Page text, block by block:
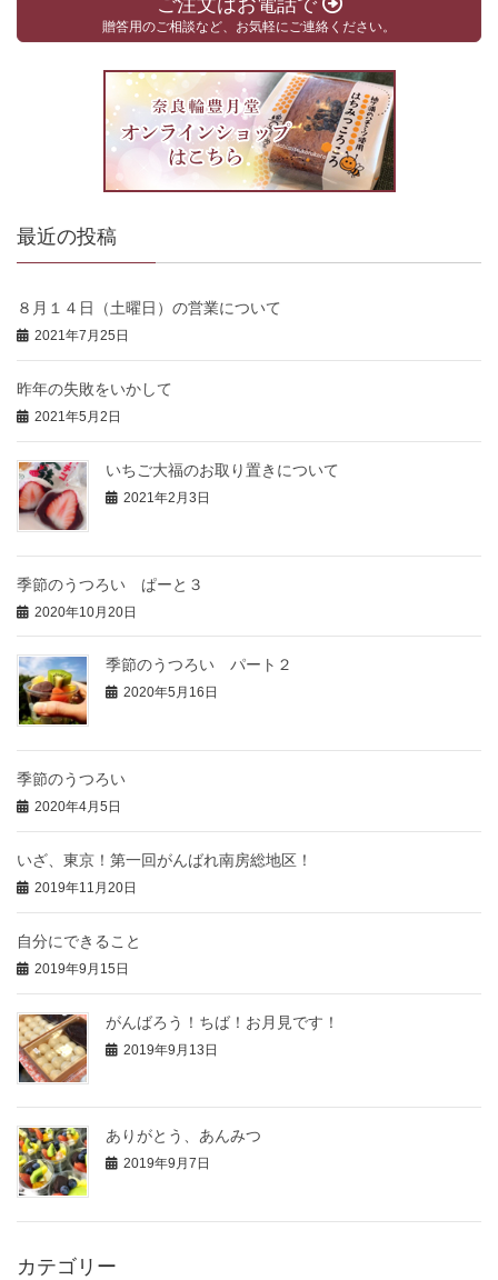
ご注文はお電話で
贈答用のご相談など、お気軽にご連絡ください。
最近の投稿
８月１４日（土曜日）の営業について
2021年7月25日
昨年の失敗をいかして
2021年5月2日
いちご大福のお取り置きについて
2021年2月3日
季節のうつろい ぱーと３
2020年10月20日
季節のうつろい パート２
2020年5月16日
季節のうつろい
2020年4月5日
いざ、東京！第一回がんばれ南房総地区！
2019年11月20日
自分にできること
2019年9月15日
がんばろう！ちば！お月見です！
2019年9月13日
ありがとう、あんみつ
2019年9月7日
カテゴリー